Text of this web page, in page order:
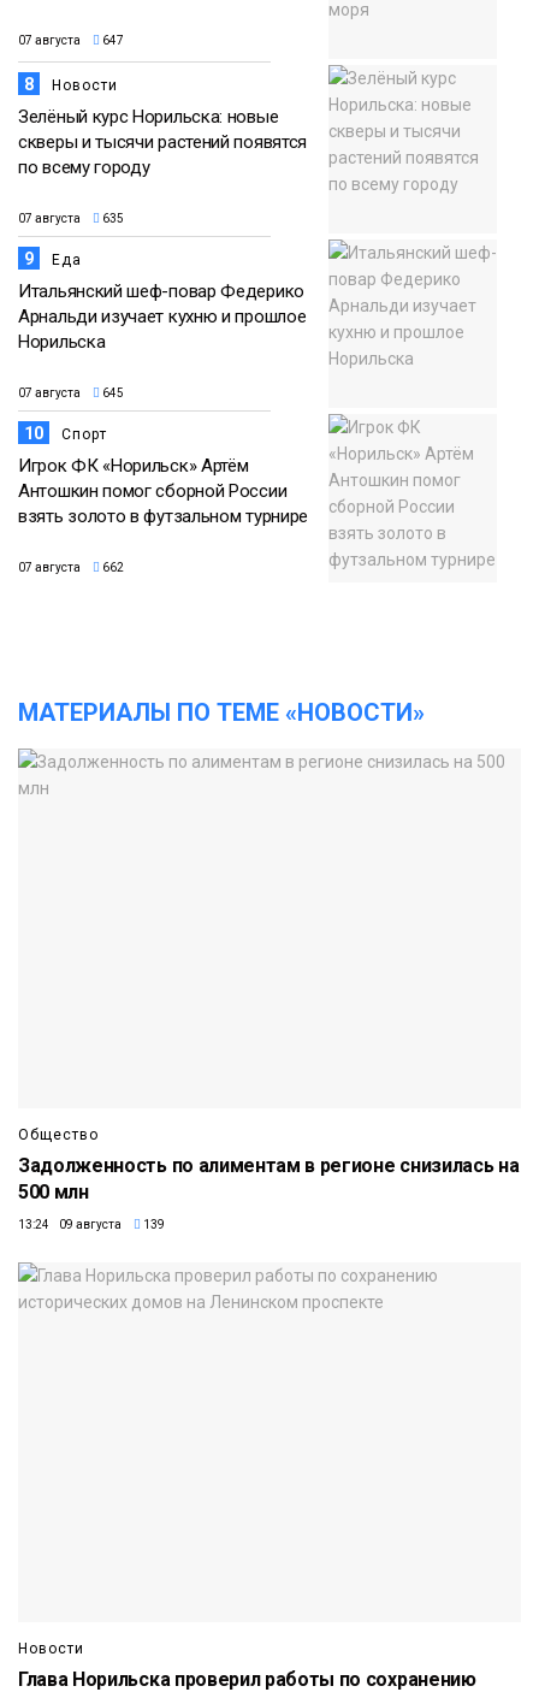
07 августа 647
8 Новости
Зелёный курс Норильска: новые
скверы и тысячи растений появятся
по всему городу
07 августа 635
9 Еда
Итальянский шеф-повар Федерико
Арнальди изучает кухню и прошлое
Норильска
07 августа 645
10 Спорт
Игрок ФК «Норильск» Артём
Антошкин помог сборной России
взять золото в футзальном турнире
07 августа 662
МАТЕРИАЛЫ ПО ТЕМЕ «НОВОСТИ»
Общество
Задолженность по алиментам в регионе снизилась на
500 млн
13:24 09 августа 139
Новости
Глава Норильска проверил работы по сохранению